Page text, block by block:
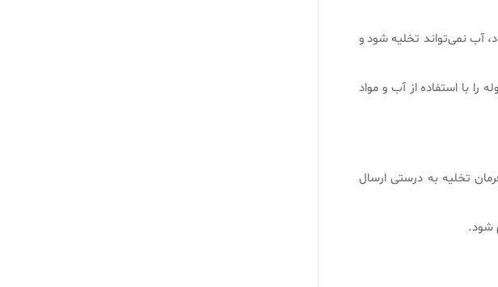
آب نمی‌تواند تخلیه شود و
با استفاده از آب و مواد
تخلیه به درستی ارسال
شود.